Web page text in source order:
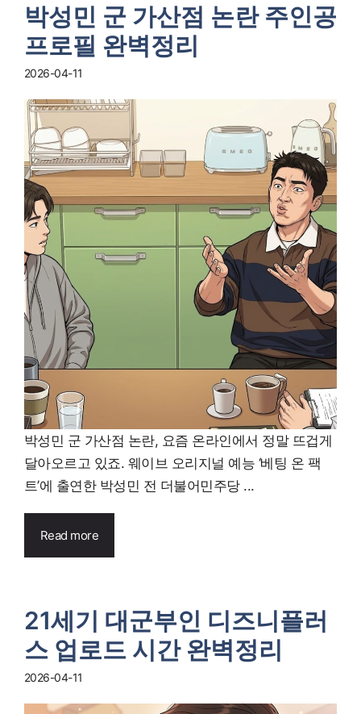
박성민 군 가산점 논란 주인공
프로필 완벽정리
2026-04-11
박성민 군 가산점 논란, 요즘 온라인에서 정말 뜨겁게
달아오르고 있죠. 웨이브 오리지널 예능 ‘베팅 온 팩
트’에 출연한 박성민 전 더불어민주당 ...
Read more
21세기 대군부인 디즈니플러
스 업로드 시간 완벽정리
2026-04-11